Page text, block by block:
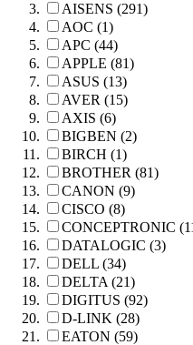
AISENS (291)
AOC (1)
APC (44)
APPLE (81)
ASUS (13)
AVER (15)
AXIS (6)
BIGBEN (2)
BIRCH (1)
BROTHER (81)
CANON (9)
CISCO (8)
CONCEPTRONIC
DATALOGIC (3)
DELL (34)
DELTA (21)
DIGITUS (92)
D-LINK (28)
EATON (59)